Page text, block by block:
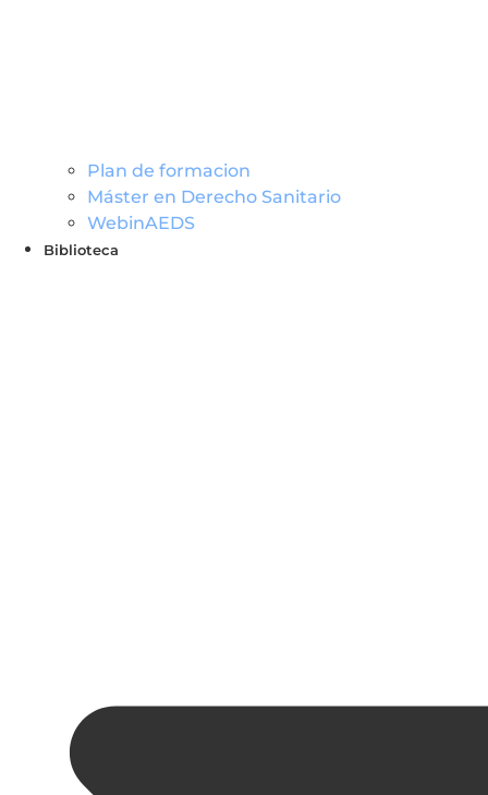
Plan de formacion
Máster en Derecho Sanitario
WebinAEDS
Biblioteca